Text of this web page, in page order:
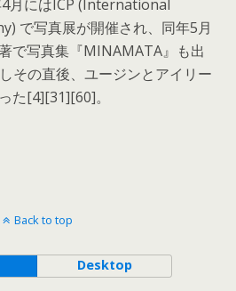
月にはICP (International
で写真展が開催され、同年5月
で写真集『MINAMATA』も出
その直後、ユージンとアイリー
た[4][31][60]。
Back to top
Desktop